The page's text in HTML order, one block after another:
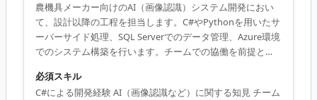
農機具メーカー向けのAI（画像認識）システム開発におい
て、設計以降の工程を担当します。C#やPythonを用いたサ
ーバーサイド処理、SQL Serverでのデータ管理、Azure環境
でのシステム構築を行います。チームでの協働を前提と
います。
必須スキル
C#による開発経験 AI（画像認識など）に関する知見 チーム